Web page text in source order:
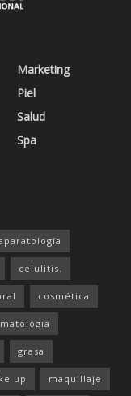
Marketing
Piel
Salud
Spa
celulitis.
cosmética
grasa
up maquillaje